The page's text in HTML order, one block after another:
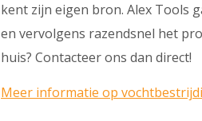
kent zijn eigen bron. Alex Tools
en vervolgens razendsnel het
huis? Contacteer ons dan direct!
Meer informatie op